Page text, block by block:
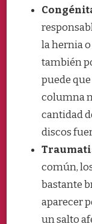
la hernia
también
puede
columna
cantidad
discos
común,
bastante
aparecer
un salto